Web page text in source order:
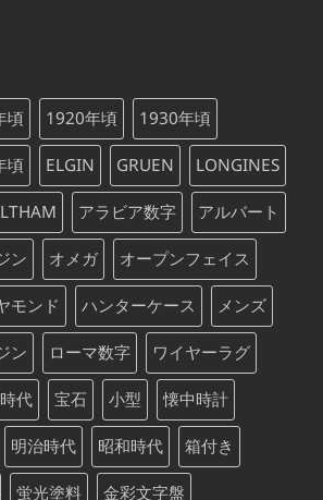
は
¥75,000
で
す。
頃 1920年頃 1930年頃
頃 ELGIN GRUEN LONGINES
アラビア数字 アルバート
ン オメガ オープンフェイス
モンド ハンターケース メンズ
ン ローマ数字 ワイヤーラグ
代 宝石 小型 懐中時計
明治時代 昭和時代 箱付き
蛍光塗料 金彩文字盤